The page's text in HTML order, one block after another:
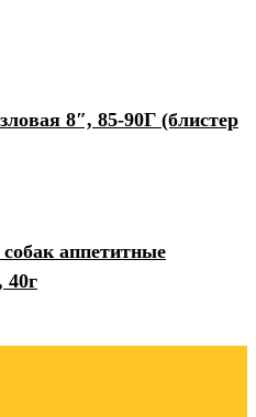
8″, 85-90Г (блистер
аппетитные
40г